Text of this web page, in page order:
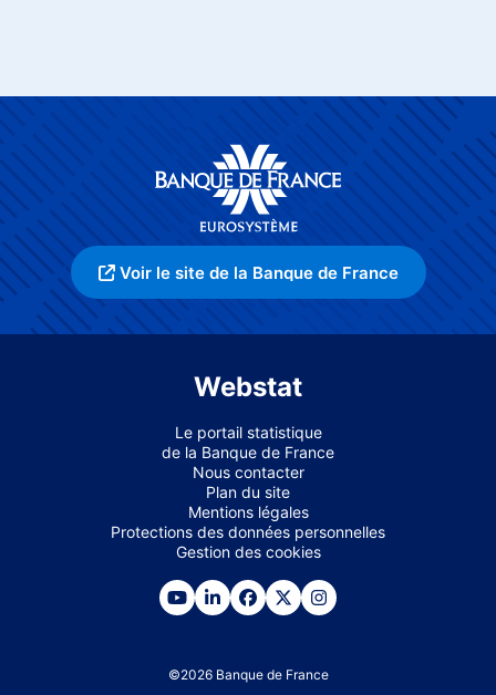
Voir le site de la Banque de France
Webstat
Le portail statistique
de la Banque de France
Nous contacter
Plan du site
Mentions légales
Protections des données personnelles
Gestion des cookies
©2026 Banque de France